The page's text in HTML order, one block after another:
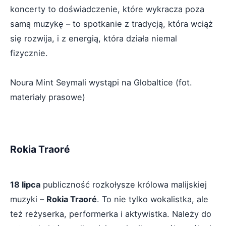
koncerty to doświadczenie, które wykracza poza
samą muzykę – to spotkanie z tradycją, która wciąż
się rozwija, i z energią, która działa niemal
fizycznie.
Noura Mint Seymali wystąpi na Globaltice (fot.
materiały prasowe)
Rokia Traoré
18 lipca publiczność rozkołysze królowa malijskiej
muzyki – Rokia Traoré. To nie tylko wokalistka, ale
też reżyserka, performerka i aktywistka. Należy do